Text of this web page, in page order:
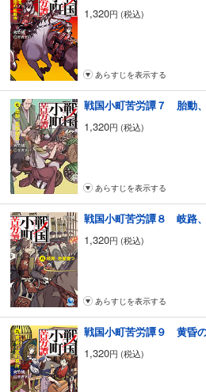
1,320円 (税込)
あらすじを表示する
戦国小町苦労譚７ 胎動
1,320円 (税込)
あらすじを表示する
戦国小町苦労譚８ 岐路
1,320円 (税込)
あらすじを表示する
戦国小町苦労譚９ 黄昏
1,320円 (税込)